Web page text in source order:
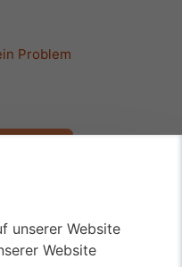
unserer Website
Website
Problem